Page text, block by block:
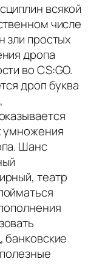
всякой
числе
зли простых
дропа
во CS:GO.
дроп буква
умножения
Шанс
театр
банковские